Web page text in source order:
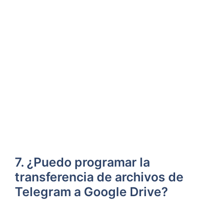
7. ¿Puedo programar la
transferencia de archivos de
Telegram a Google Drive?